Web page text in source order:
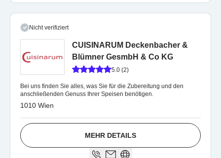
Nicht verifiziert
CUISINARUM Deckenbacher &
Blümner GesmbH & Co KG
5.0 (2)
Bei uns finden Sie alles, was Sie für die Zubereitung und den
anschließenden Genuss Ihrer Speisen benötigen.
1010 Wien
MEHR DETAILS